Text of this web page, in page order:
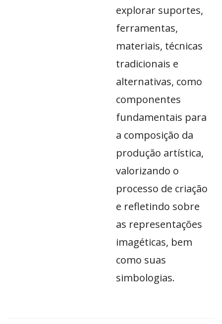
explorar suportes,
ferramentas,
materiais, técnicas
tradicionais e
alternativas, como
componentes
fundamentais para
a composição da
produção artística,
valorizando o
processo de criação
e refletindo sobre
as representações
imagéticas, bem
como suas
simbologias.